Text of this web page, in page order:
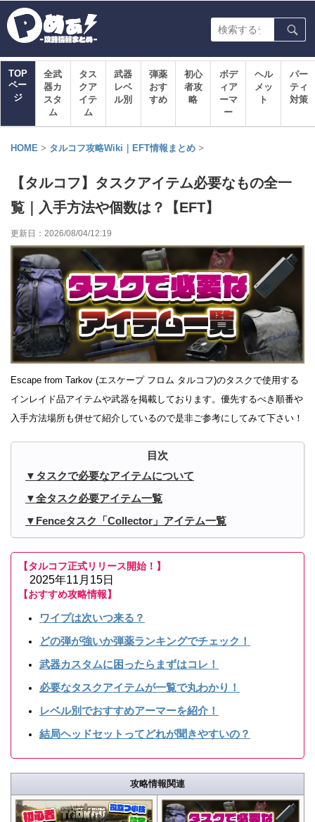
TOP
ペー
ジ
全武
器カ
スタ
ム
タス
クア
イテ
ム
武器
レベ
ル別
弾薬
おす
すめ
初心
者攻
略
ボデ
ィア
ーマ
ー
ヘル
メッ
ト
パー
ティ
対策
HOME > タルコフ攻略Wiki｜EFT情報まとめ >
【タルコフ】タスクアイテム必要なもの全一
覧｜入手方法や個数は？【EFT】
更新日： 2026/08/04/12:19
Escape from Tarkov (エスケープ フロム タルコフ)のタスクで使用する
インレイド品アイテムや武器を掲載しております。優先するべき順番や
入手方法場所も併せて紹介しているので是非ご参考にしてみて下さい！
タスクで必要なアイテムについて
全タスク必要アイテム一覧
Fenceタスク「Collector」アイテム一覧
【タルコフ正式リリース開始！】
2025年11月15日
【おすすめ攻略情報】
ワイプは次いつ来る？
どの弾が強いか弾薬ランキングでチェック！
武器カスタムに困ったらまずはコレ！
必要なタスクアイテムが一覧で丸わかり！
レベル別でおすすめアーマーを紹介！
結局ヘッドセットってどれが聞きやすいの？
攻略情報関連